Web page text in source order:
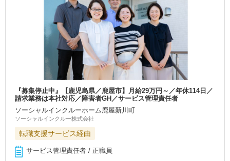
『募集停止中』【鹿児島県／鹿屋市】月給29万円～／年休114日／
請求業務は本社対応／障害者GH／サービス管理責任者
ソーシャルインクルーホーム鹿屋新川町
ソーシャルインクルー株式会社
転職支援サービス経由
サービス管理責任者 / 正職員